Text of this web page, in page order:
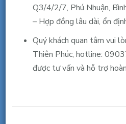
Q3/4/2/7, Phú Nhuận,
– Hợp đồng lâu dài, ổn
Quý khách quan tâm vui
Thiên Phúc, hotline:
được tư vấn và hỗ trợ